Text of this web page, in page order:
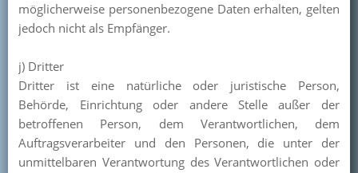
möglicherweise personenbezogene Daten erhalten, gelten
jedoch nicht als Empfänger.
j) Dritter
Dritter ist eine natürliche oder juristische Person,
Behörde, Einrichtung oder andere Stelle außer der
betroffenen Person, dem Verantwortlichen, dem
Auftragsverarbeiter und den Personen, die unter der
unmittelbaren Verantwortung des Verantwortlichen oder